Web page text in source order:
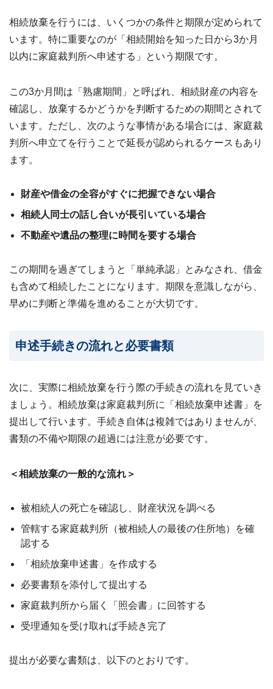
相続放棄を行うには、いくつかの条件と期限が定められて
います。特に重要なのが「相続開始を知った日から3か月
以内に家庭裁判所へ申述する」という期限です。
この3か月間は「熟慮期間」と呼ばれ、相続財産の内容を
確認し、放棄するかどうかを判断するための期間とされて
います。ただし、次のような事情がある場合には、家庭裁
判所へ申立てを行うことで延長が認められるケースもあり
ます。
財産や借金の全容がすぐに把握できない場合
相続人同士の話し合いが長引いている場合
不動産や遺品の整理に時間を要する場合
この期間を過ぎてしまうと「単純承認」とみなされ、借金
も含めて相続したことになります。期限を意識しながら、
早めに判断と準備を進めることが大切です。
申述手続きの流れと必要書類
次に、実際に相続放棄を行う際の手続きの流れを見ていき
ましょう。相続放棄は家庭裁判所に「相続放棄申述書」を
提出して行います。手続き自体は複雑ではありませんが、
書類の不備や期限の超過には注意が必要です。
＜相続放棄の一般的な流れ＞
被相続人の死亡を確認し、財産状況を調べる
管轄する家庭裁判所（被相続人の最後の住所地）を確
認する
「相続放棄申述書」を作成する
必要書類を添付して提出する
家庭裁判所から届く「照会書」に回答する
受理通知を受け取れば手続き完了
提出が必要な書類は、以下のとおりです。